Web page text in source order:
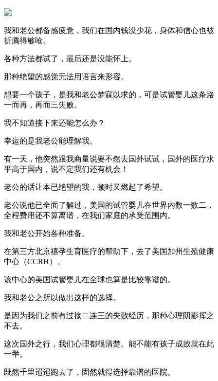
我和老公都备感疲惫，我们在国内钱没少花，身体和信心也被
折腾得够呛。
各种方法都试了，最后还是没能怀上。
那种绝望的感觉无法用语言来形容。
想要一个孩子，是我和老公梦寐以求的，可是试管婴儿这条路
一而再，再而三失败。
我不知道接下来还能怎么办？
幸运的是我老公能理解我。
有一天，他突然跟我商量说要不然去国外试试，国外的医疗水
平高于国内，说不定我们还有机会！
老公的话让本已绝望的我，顿时又燃起了希望。
老公说他已全面了解过，美国的试管婴儿在世界内数一数二，
全程费用还不算离谱，在我们家庭的承受范围内。
我和老公开始各种准备。
在第三方北京禧孕生育医疗的帮助下，去了美国加州生殖健康
中心（CCRH）。
该中心的美国试管婴儿在全球也算是比较靠谱的。
我和老公之所以做出这样的选择。
是因为我们之前有过接二连三的失败经历，那种心理阴影挥之
不去。
这次国外之行，我们心理都很清楚。能不能有孩子成败就在此
一举。
既然千里迢迢跑去了，固然就得选择靠谱的医院。